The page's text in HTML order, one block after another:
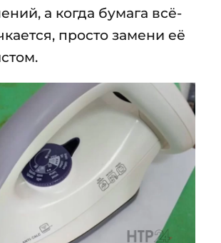
а когда бумага всё-
просто замени её